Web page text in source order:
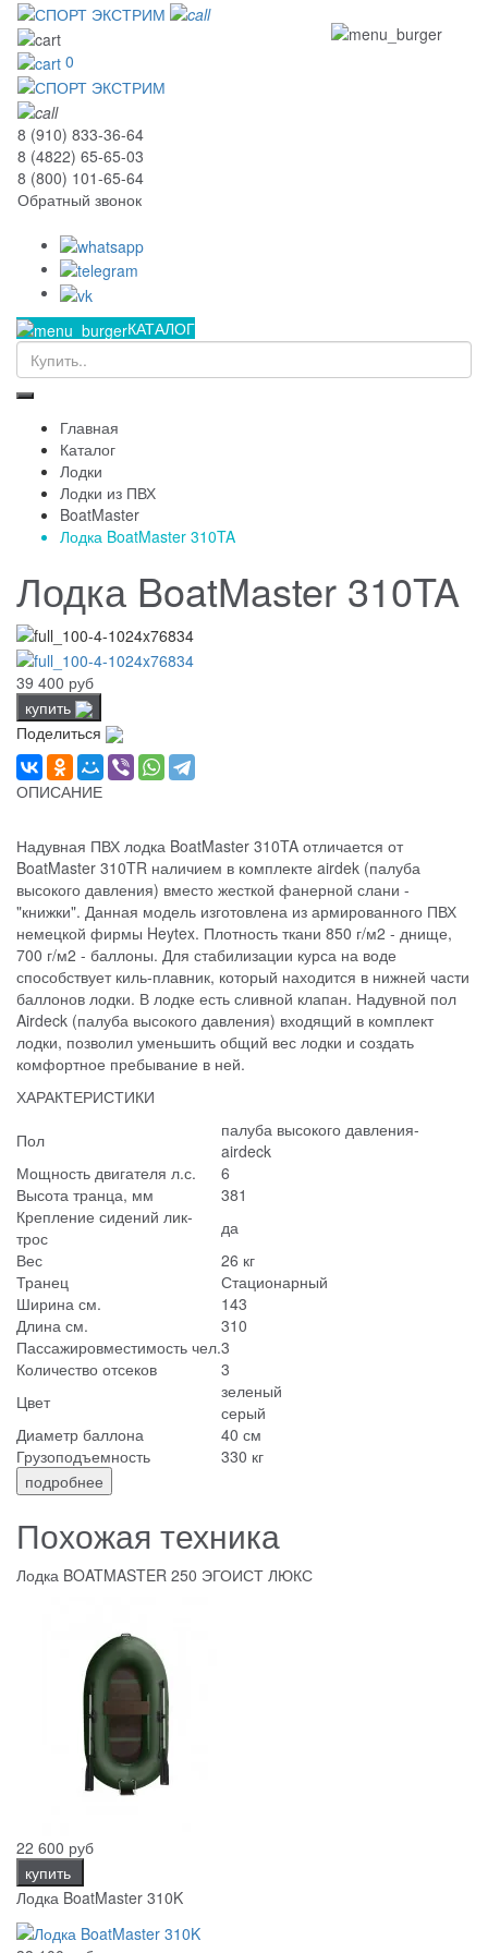
0
8 (910) 833-36-64
8 (4822) 65-65-03
8 (800) 101-65-64
Обратный звонок
КАТАЛОГ
Главная
Каталог
Лодки
Лодки из ПВХ
BoatMaster
Лодка BoatMaster 310TA
Лодка BoatMaster 310TA
39 400 руб
купить
Поделиться
ОПИСАНИЕ
Надувная ПВХ лодка BoatMaster 310TA отличается от
BoatMaster 310TR наличием в комплекте airdek (палуба
высокого давления) вместо жесткой фанерной слани -
"книжки". Данная модель изготовлена из армированного ПВХ
немецкой фирмы Heytex. Плотность ткани 850 г/м2 - днище,
700 г/м2 - баллоны. Для стабилизации курса на воде
способствует киль-плавник, который находится в нижней части
баллонов лодки. В лодке есть сливной клапан. Надувной пол
Airdeck (палуба высокого давления) входящий в комплект
лодки, позволил уменьшить общий вес лодки и создать
комфортное пребывание в ней.
ХАРАКТЕРИСТИКИ
Пол
палуба высокого давления-
airdeck
Мощность двигателя л.с.
6
Высота транца, мм
381
Крепление сидений лик-
трос
да
Вес
26 кг
Транец
Стационарный
Ширина см.
143
Длина см.
310
Пассажировместимость чел.3
Количество отсеков
3
Цвет
зеленый
серый
Диаметр баллона
40 см
Грузоподъемность
330 кг
подробнее
Похожая техника
Лодка BOATMASTER 250 ЭГОИСТ ЛЮКС
22 600 руб
купить
Лодка BoatMaster 310K